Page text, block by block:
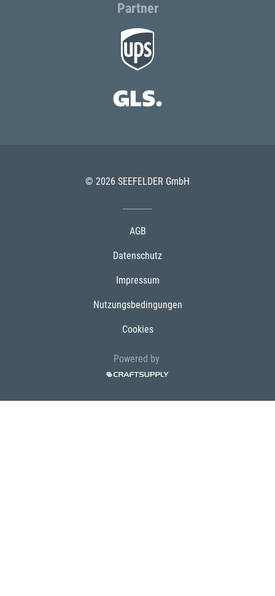
Partner
© 2026 SEEFELDER GmbH
AGB
Datenschutz
Impressum
Nutzungsbedingungen
Cookies
Powered by